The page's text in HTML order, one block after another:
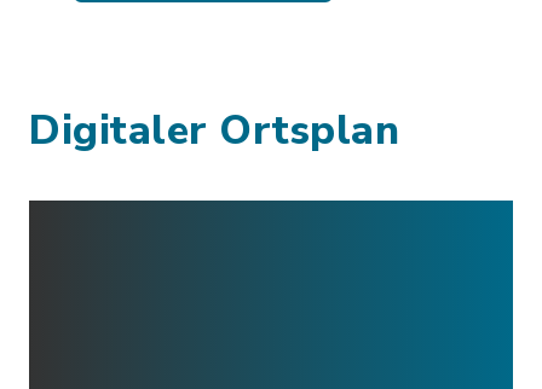
Digitaler Ortsplan